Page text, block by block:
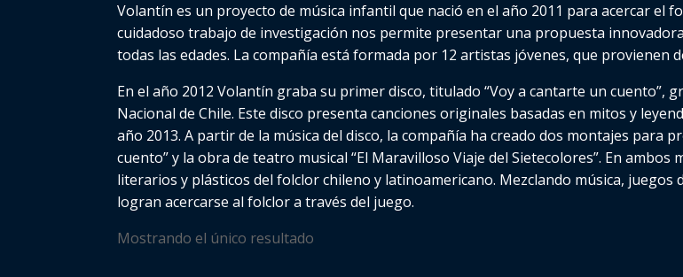
Volantín es un proyecto de música infantil que nació en el año 2011 para acercar el
cuidadoso trabajo de investigación nos permite presentar una propuesta
todas las edades. La compañía está formada por 12 artistas jóvenes, que provienen
En el año 2012 Volantín graba su primer disco, titulado “Voy a cantarte un cuento”,
Nacional de Chile. Este disco presenta canciones originales basadas en mitos y
año 2013. A partir de la música del disco, la compañía ha creado dos montajes para
cuento” y la obra de teatro musical “El Maravilloso Viaje del Sietecolores”. En
literarios y plásticos del folclor chileno y latinoamericano. Mezclando música,
logran acercarse al folclor a través del juego.
Mostrando el único resultado